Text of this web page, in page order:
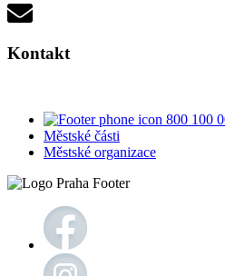
Kontakt
800 100
Městské části
Městské organizace